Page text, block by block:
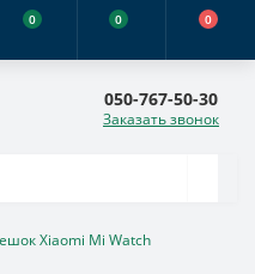
0 0 0
050-767-50-30
Заказать звонок
Xiaomi Mi Watch